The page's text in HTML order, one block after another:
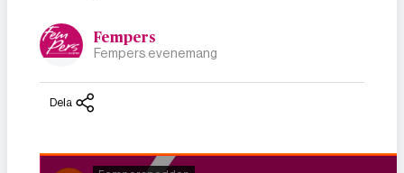
Fempers
Fempers evenemang
Dela